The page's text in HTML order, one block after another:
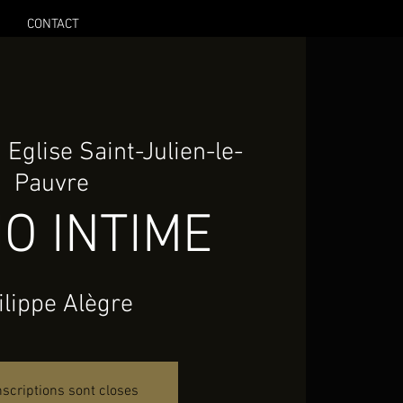
CONTACT
Eglise Saint-Julien-le-
Pauvre
INTIME
Alègre
sont closes